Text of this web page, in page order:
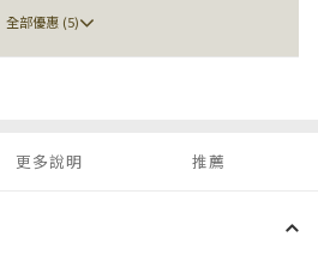
全部優惠 (5)
更多說明 推薦